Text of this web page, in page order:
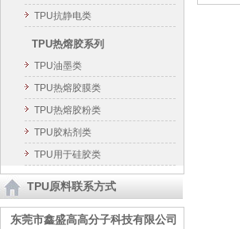
TPU抗静电类
TPU热熔胶系列
TPU油墨类
TPU热熔胶膜类
TPU热熔胶粉类
TPU胶粘剂类
TPU用于硅胶类
TPU原料联系方式
东莞市鑫盛高高分子科技有限公司